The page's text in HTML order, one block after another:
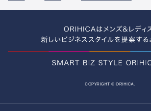
COPYRIGHT © ORIHICA.